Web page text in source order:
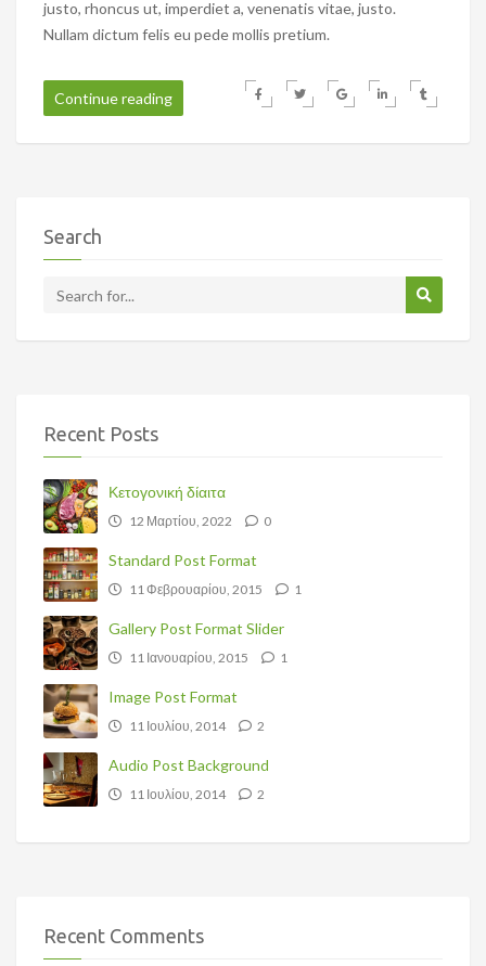
justo, rhoncus ut, imperdiet a, venenatis vitae, justo.
Nullam dictum felis eu pede mollis pretium.
Continue reading
Search
Recent Posts
Κετογονική δίαιτα
12 Μαρτίου, 2022 0
Standard Post Format
11 Φεβρουαρίου, 2015 1
Gallery Post Format Slider
11 Ιανουαρίου, 2015 1
Image Post Format
11 Ιουλίου, 2014 2
Audio Post Background
11 Ιουλίου, 2014 2
Recent Comments